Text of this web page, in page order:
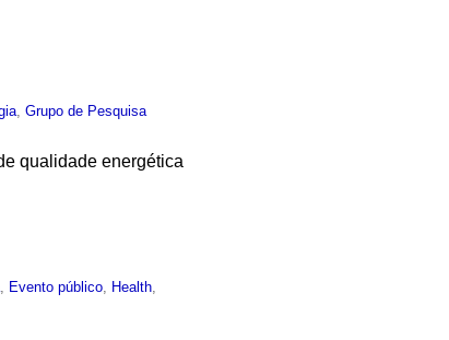
,Grupo de Pesquisa
qualidade energética
, Evento público, Health,